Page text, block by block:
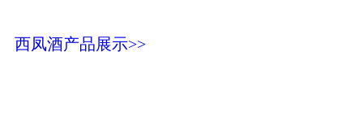
西凤酒产品展示>>